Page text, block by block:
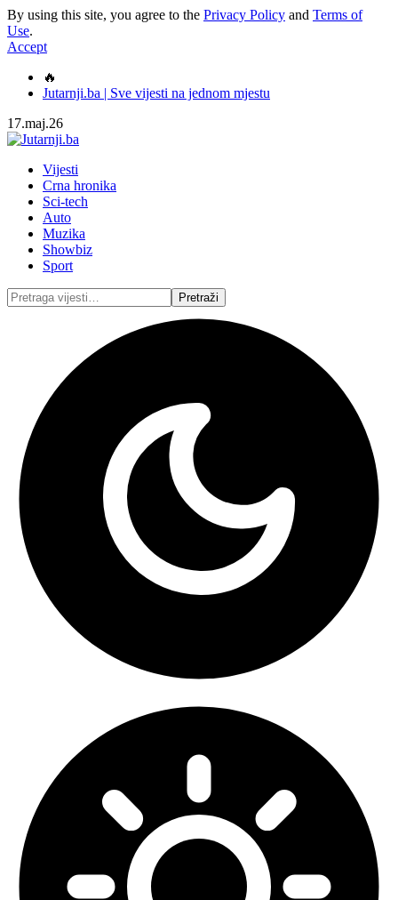
By using this site, you agree to the Privacy Policy and Terms of
Use.
Accept
🔥
Jutarnji.ba | Sve vijesti na jednom mjestu
17.maj.26
Vijesti
Crna hronika
Sci-tech
Auto
Muzika
Showbiz
Sport